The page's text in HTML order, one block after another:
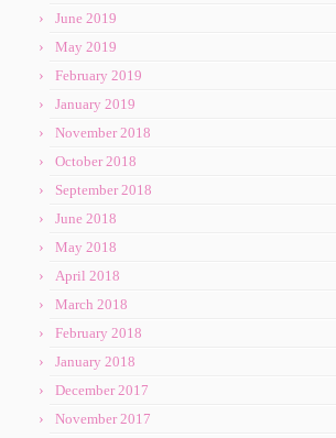
June 2019
May 2019
February 2019
January 2019
November 2018
October 2018
September 2018
June 2018
May 2018
April 2018
March 2018
February 2018
January 2018
December 2017
November 2017